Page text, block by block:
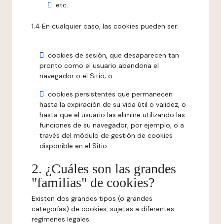
etc.
1.4 En cualquier caso, las cookies pueden ser:
cookies de sesión, que desaparecen tan
pronto como el usuario abandona el
navegador o el Sitio; o
cookies persistentes que permanecen
hasta la expiración de su vida útil o validez, o
hasta que el usuario las elimine utilizando las
funciones de su navegador, por ejemplo, o a
través del módulo de gestión de cookies
disponible en el Sitio.
2. ¿Cuáles son las grandes
"familias" de cookies?
Existen dos grandes tipos (o grandes
categorías) de cookies, sujetas a diferentes
regímenes legales.